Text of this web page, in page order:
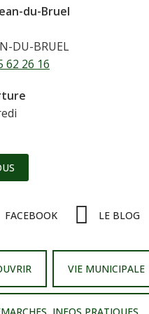
du-Bruel
DU-BRUEL
62 26 16
FACEBOOK LE BLOG
VIE MUNICIPALE